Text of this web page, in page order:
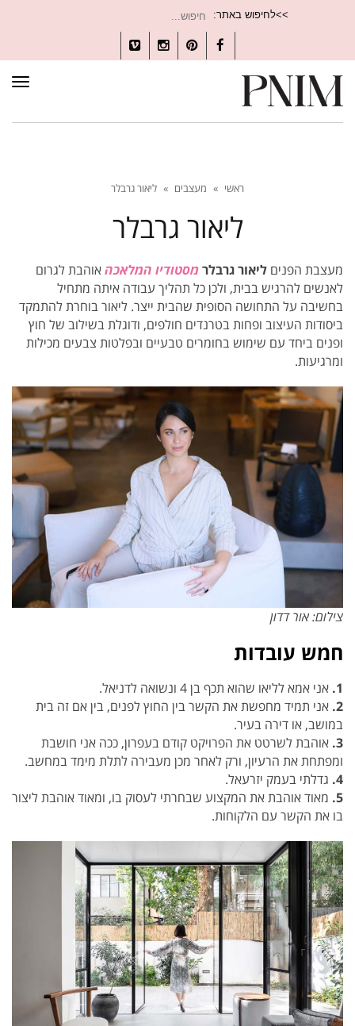
>>לחיפוש באתר:
עבור:
Facebook
Pinterest
Instagram
Vimeo
ראשי » מעצבים » ליאור גרבלר
ליאור גרבלר
מעצבת הפנים ​ליאור גרבלרמסטודיו המלאכהאוהבת לגרום
לאנשים להרגיש בבית, ולכן כל תהליך עבודה איתה מתחיל
בחשיבה על התחושה הסופית שהבית ייצר. ליאור בוחרת להתמקד
ביסודות העיצוב ופחות בטרנדים חולפים, ודוגלת בשילוב של חוץ
ופנים ביחד עם שימוש בחומרים טבעיים ובפלטות צבעים מכילות
ומרגיעות.
צילום: אור דדון
חמש עובדות
1. אני אמא לליאו שהוא תכף בן 4 ונשואה לדניאל.
2. אני תמיד מחפשת את הקשר בין החוץ לפנים, בין אם זה בית
במושב, או דירה בעיר.
3. אוהבת לשרטט את הפרויקט קודם בעפרון, ככה אני חושבת
ומפתחת את הרעיון, ורק לאחר מכן מעבירה לתלת מימד במחשב.
4. גדלתי בעמק יזרעאל.
5. מאוד אוהבת את המקצוע שבחרתי לעסוק בו, ומאוד אוהבת ליצור
בו את הקשר עם הלקוחות.